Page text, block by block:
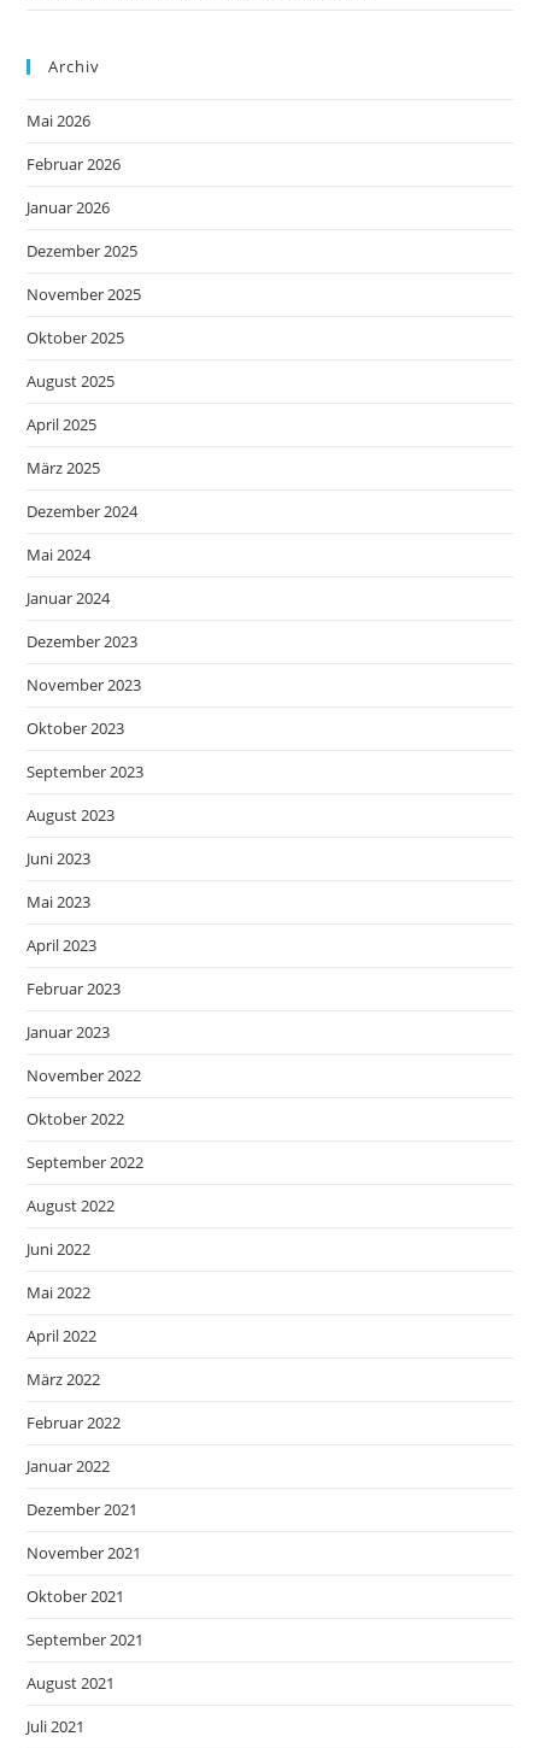
Archiv
Mai 2026
Februar 2026
Januar 2026
Dezember 2025
November 2025
Oktober 2025
August 2025
April 2025
März 2025
Dezember 2024
Mai 2024
Januar 2024
Dezember 2023
November 2023
Oktober 2023
September 2023
August 2023
Juni 2023
Mai 2023
April 2023
Februar 2023
Januar 2023
November 2022
Oktober 2022
September 2022
August 2022
Juni 2022
Mai 2022
April 2022
März 2022
Februar 2022
Januar 2022
Dezember 2021
November 2021
Oktober 2021
September 2021
August 2021
Juli 2021